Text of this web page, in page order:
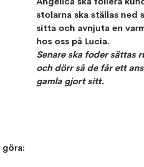
stolarna ska ställas ned
sitta och avnjuta en
hos oss på Lucia.
Senare ska foder sättas
och dörr så de får ett
gamla gjort sitt.
göra: